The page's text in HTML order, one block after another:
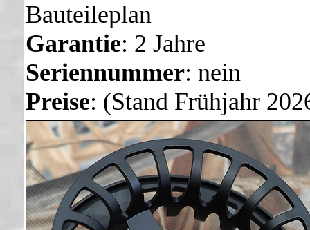
Bauteileplan
Garantie: 2 Jahre
Seriennummer: nein
Preise: (Stand Frühjahr